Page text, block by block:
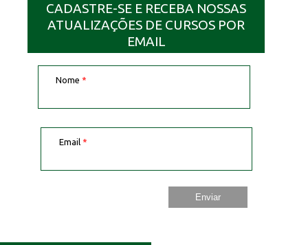
CADASTRE-SE E RECEBA NOSSAS
ATUALIZAÇÕES DE CURSOS POR
EMAIL
Nome *
Email *